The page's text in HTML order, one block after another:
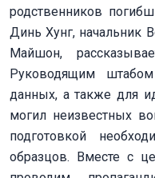
родственников
Динь Хунг, начальник
Майшон,
Руководящим
данных, а также для
могил неизвестных
подготовкой
образцов. Вместе с